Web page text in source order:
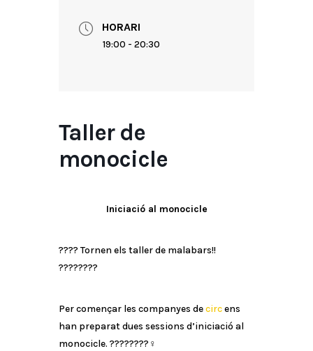
HORARI
19:00 - 20:30
Taller de
monocicle
Iniciació al monocicle
????Tornen els taller de malabars!!
????????
Per començar les companyes decircens
han preparat dues sessions d’iniciació al
monocicle. ????????‍♀️